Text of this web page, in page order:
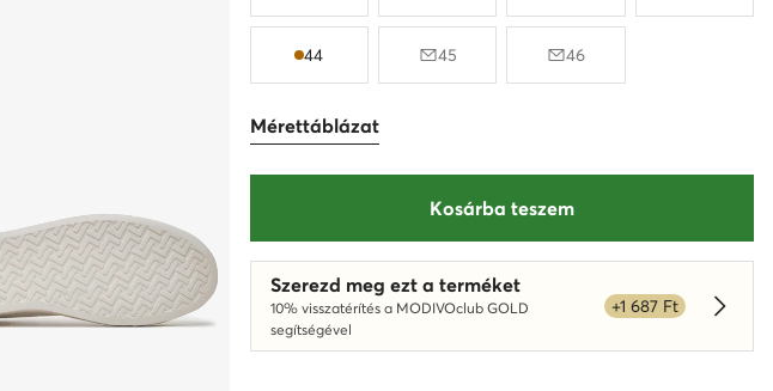
44 45 46
Mérettáblázat
Kosárba teszem
Szerezd meg ezt a terméket
10% visszatérítés a MODIVOclub GOLD
segítségével
+1 687 Ft